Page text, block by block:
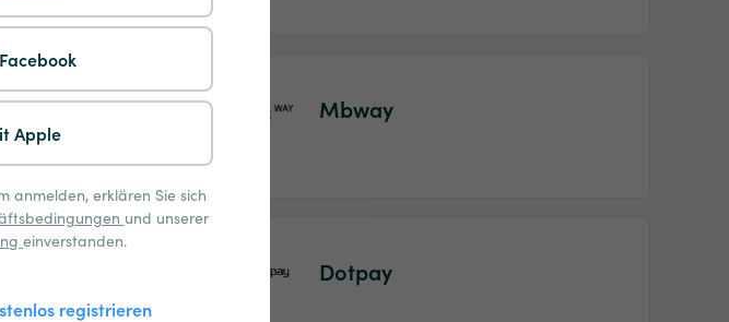
Apple
anmelden, erklären Sie sich
und unserer
einverstanden.
registrieren
Mbway
Dotpay